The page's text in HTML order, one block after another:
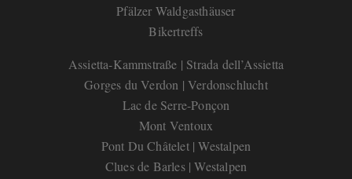
Pfälzer Waldgasthäuser
Bikertreffs
Assietta-Kammstraße | Strada dell’Assietta
Gorges du Verdon | Verdonschlucht
Lac de Serre-Ponçon
Mont Ventoux
Pont Du Châtelet | Westalpen
Clues de Barles | Westalpen